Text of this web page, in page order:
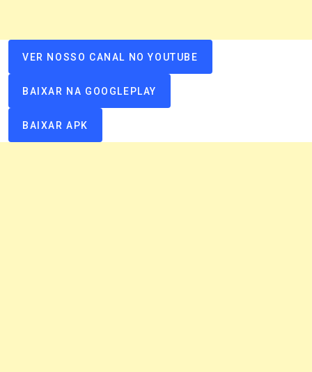
VER NOSSO CANAL NO YOUTUBE
BAIXAR NA GOOGLEPLAY
BAIXAR APK